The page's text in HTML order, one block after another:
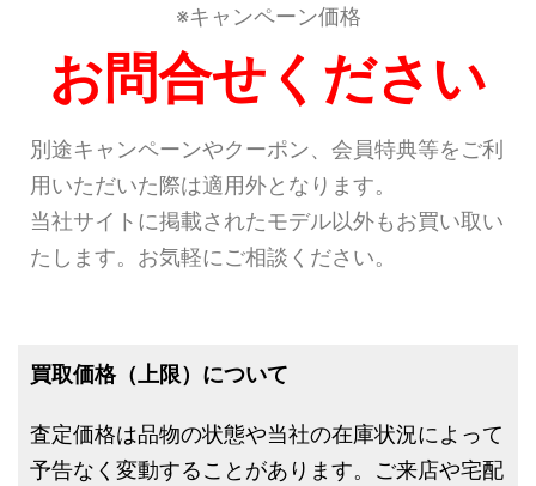
※キャンペーン価格
お問合せください
別途キャンペーンやクーポン、会員特典等をご利
用いただいた際は適用外となります。
当社サイトに掲載されたモデル以外もお買い取い
たします。お気軽にご相談ください。
買取価格（上限）について
査定価格は品物の状態や当社の在庫状況によって
予告なく変動することがあります。ご来店や宅配